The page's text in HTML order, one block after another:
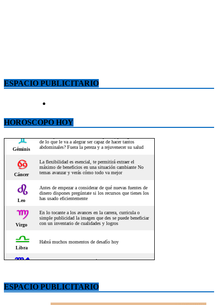
ESPACIO PUBLICITARIO
HOROSCOPO HOY
ESPACIO PUBLICITARIO